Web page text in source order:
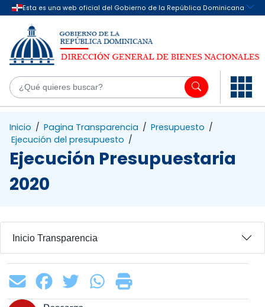
Saltar al contenido principal
Inicio / Pagina Transparencia / Presupuesto /
Ejecución del presupuesto /
Ejecución Presupuestaria
2020
Inicio Transparencia